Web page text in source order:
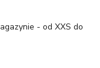
- od XXS do